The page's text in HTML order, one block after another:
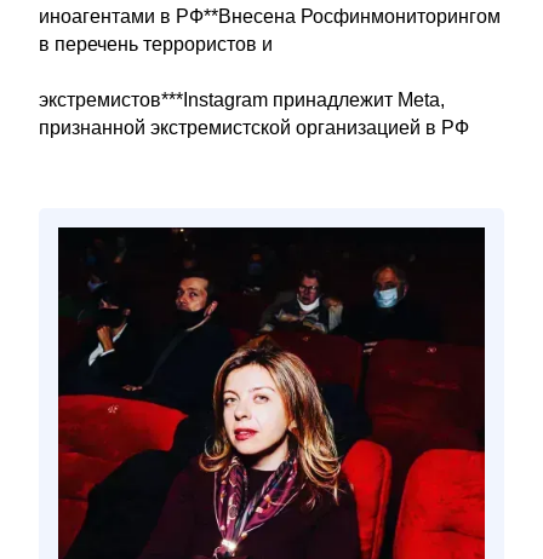
иноагентами в РФ**Внесена Росфинмониторингом
в перечень террористов и
экстремистов***Instagram принадлежит Meta,
признанной экстремистской организацией в РФ